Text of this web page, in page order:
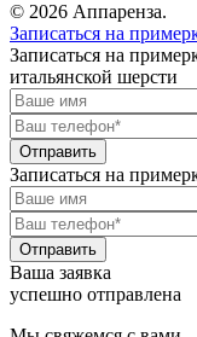
© 2026 Аппаренза.
Записаться на
Записаться на
итальянской шерсти
Записаться на
Ваша заявка
успешно отправлена